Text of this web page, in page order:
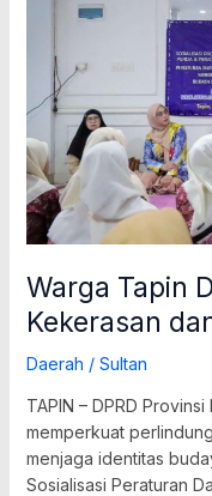
Warga Tapin
Kekerasan
Daerah / Sultan
TAPIN – DPRD
memperkuat
menjaga identitas
Sosialisasi Peraturan
Kekerasan
dan
Jaga
Kearifan
Lokal